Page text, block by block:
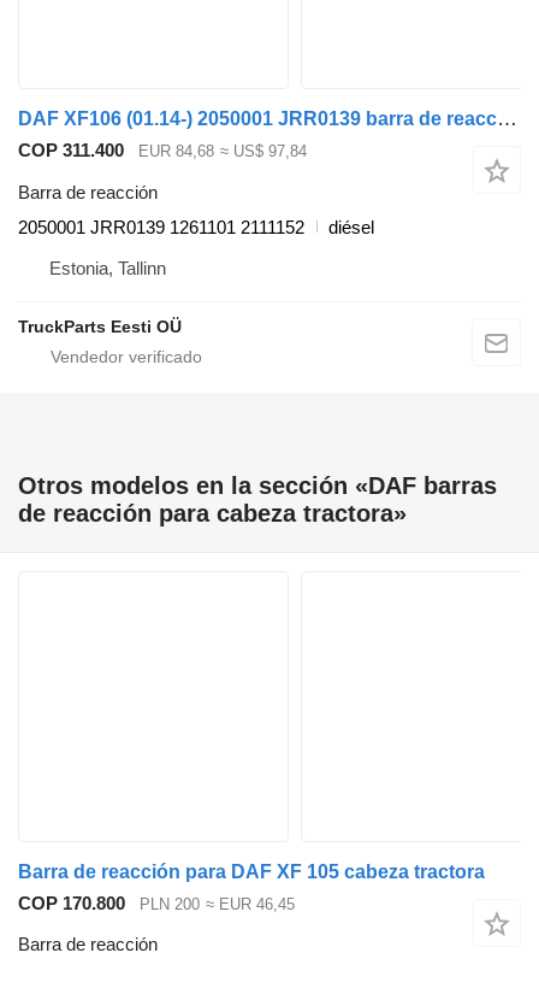
DAF XF106 (01.14-) 2050001 JRR0139 barra de reacción para DAF XF106 (2014-) cabeza tractora
COP 311.400 EUR 84,68 ≈ US$ 97,84
Barra de reacción
2050001 JRR0139 1261101 2111152
diésel
Estonia, Tallinn
TruckParts Eesti OÜ
Otros modelos en la sección «DAF barras
de reacción para cabeza tractora»
Barra de reacción para DAF XF 105 cabeza tractora
COP 170.800
PLN 200 ≈ EUR 46,45
Barra de reacción